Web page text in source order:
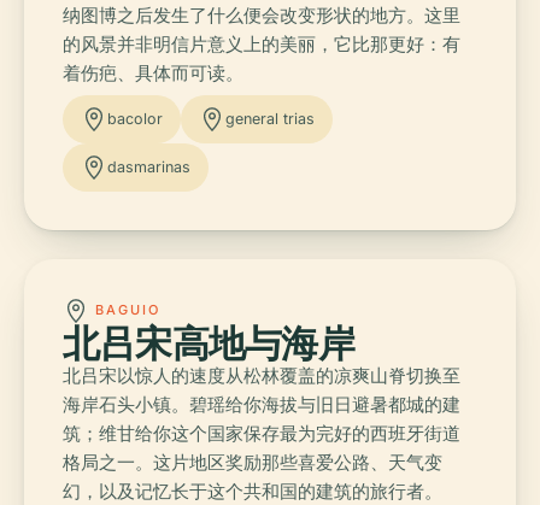
纳图博之后发生了什么便会改变形状的地方。这里
的风景并非明信片意义上的美丽，它比那更好：有
着伤疤、具体而可读。
bacolor general trias
dasmarinas
BAGUIO
北吕宋高地与海岸
北吕宋以惊人的速度从松林覆盖的凉爽山脊切换至
海岸石头小镇。碧瑶给你海拔与旧日避暑都城的建
筑；维甘给你这个国家保存最为完好的西班牙街道
格局之一。这片地区奖励那些喜爱公路、天气变
幻，以及记忆长于这个共和国的建筑的旅行者。